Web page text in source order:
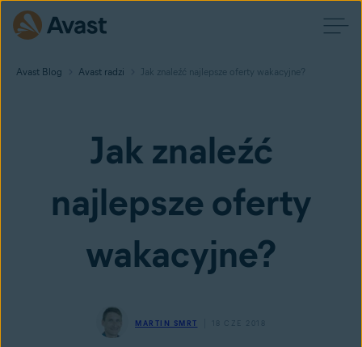
Avast Blog Avast radzi Jak znaleźć najlepsze oferty wakacyjne?
Jak znaleźć
najlepsze oferty
wakacyjne?
MARTIN SMRT 18 CZE 2018